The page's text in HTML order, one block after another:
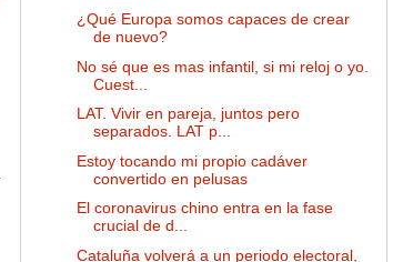
¿Qué Europa somos capaces de crear
de nuevo?
No sé que es mas infantil, si mi reloj o yo.
Cuest...
LAT. Vivir en pareja, juntos pero
separados. LAT p...
Estoy tocando mi propio cadáver
convertido en pelusas
El coronavirus chino entra en la fase
crucial de d...
Cataluña volverá a un periodo electoral,